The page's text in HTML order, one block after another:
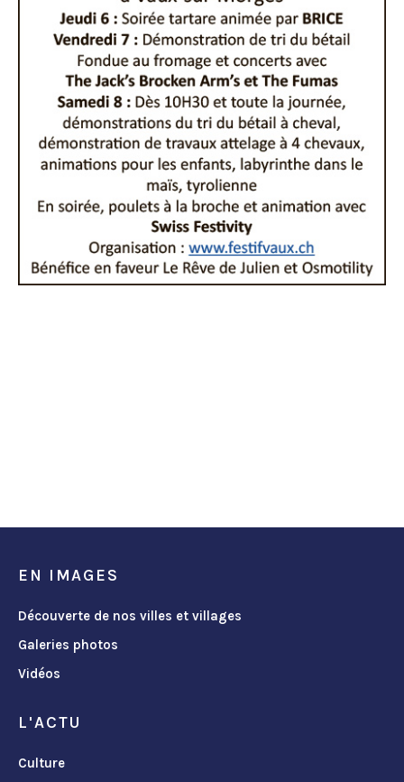
EN IMAGES
Découverte de nos villes et villages
Galeries photos
Vidéos
L'ACTU
Culture